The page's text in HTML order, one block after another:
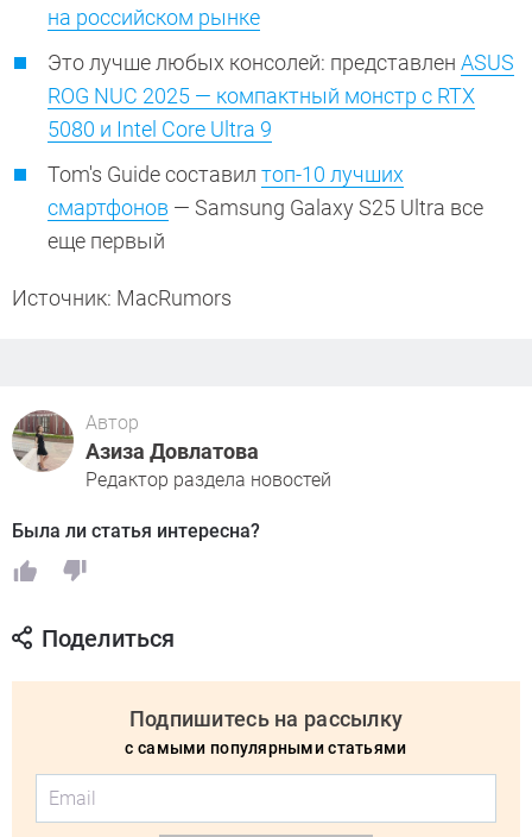
на российском рынке
Это лучше любых консолей: представлен ASUS
ROG NUC 2025 — компактный монстр с RTX
5080 и Intel Core Ultra 9
Tom's Guide составил топ-10 лучших
смартфонов — Samsung Galaxy S25 Ultra все
еще первый
Источник: MacRumors
Автор
Азиза Довлатова
Редактор раздела новостей
Была ли статья интересна?
Поделиться
Подпишитесь на рассылку
с самыми популярными статьями